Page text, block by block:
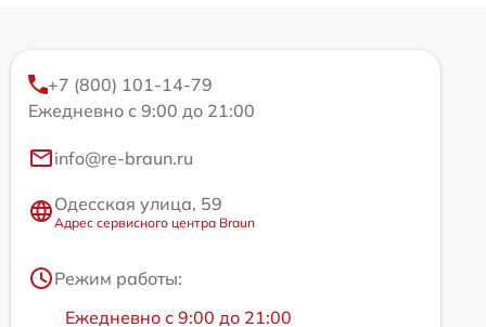
+7 (800) 101-14-79
Ежедневно с 9:00 до 21:00
info@re-braun.ru
Одесская улица, 59
Адрес сервисного центра Braun
Режим работы:
Ежедневно с 9:00 до 21:00